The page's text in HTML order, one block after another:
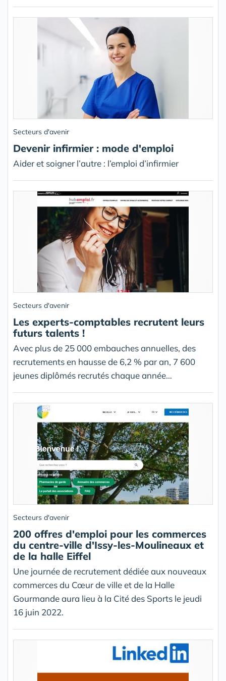
Secteurs d'avenir
Devenir infirmier : mode d'emploi
Aider et soigner l’autre : l’emploi d’infirmier
Secteurs d'avenir
Les experts-comptables recrutent leurs
futurs talents !
Avec plus de 25 000 embauches annuelles, des
recrutements en hausse de 6,2 % par an, 7 600
jeunes diplômés recrutés chaque année…
Secteurs d'avenir
200 offres d'emploi pour les commerces
du centre-ville d'Issy-les-Moulineaux et
de la halle Eiffel
Une journée de recrutement dédiée aux nouveaux
commerces du Cœur de ville et de la Halle
Gourmande aura lieu à la Cité des Sports le jeudi
16 juin 2022.